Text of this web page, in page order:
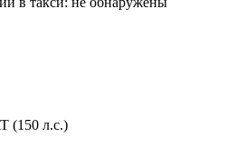
(150 л.с.)